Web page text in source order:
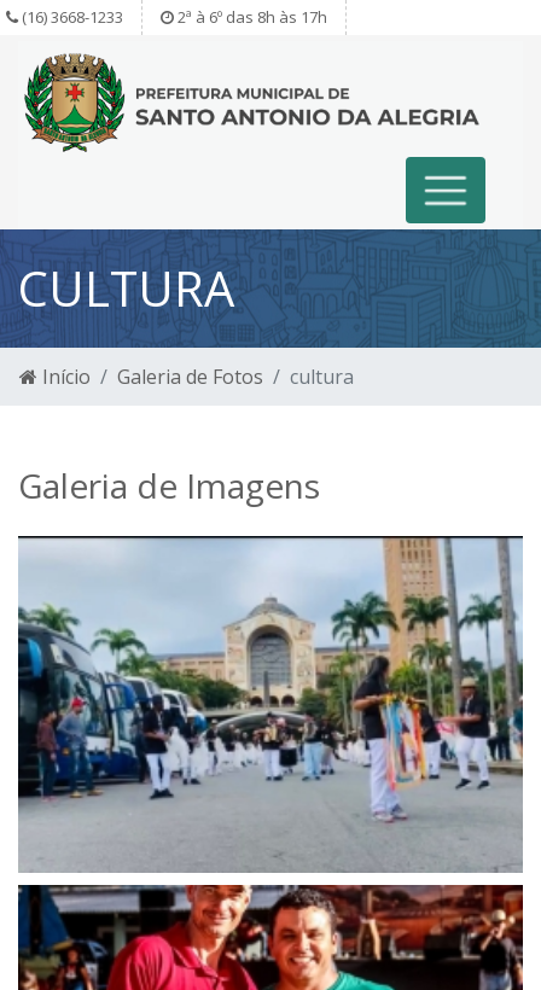
(16) 3668-1233 2ª à 6º das 8h às 17h
CULTURA
Início Galeria de Fotos cultura
Galeria de Imagens